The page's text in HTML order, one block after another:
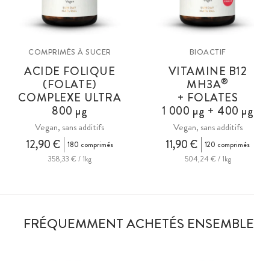
COMPRIMÉS À SUCER
ACIDE FOLIQUE
(FOLATE)
COMPLEXE ULTRA
800 µg
Vegan, sans additifs
12,90 €
180 comprimés
358,33 € / 1kg
BIOACTIF
VITAMINE B12
MH3A®
+ FOLATES
1 000 µg + 400 µg
Vegan, sans additifs
11,90 €
120 comprimés
504,24 € / 1kg
FRÉQUEMMENT ACHETÉS ENSEMBLE